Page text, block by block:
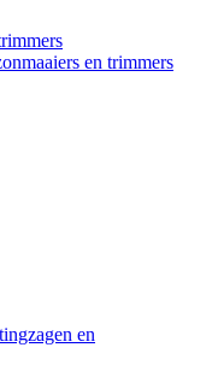
en trimmers
en